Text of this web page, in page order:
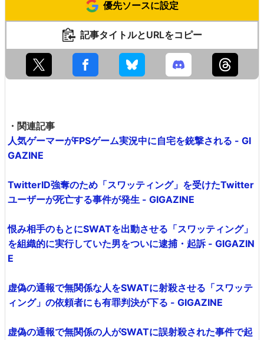
優先ソースに設定
記事タイトルとURLをコピー
・関連記事
人気ゲーマーがFPSゲーム実況中に自宅を銃撃される - GI
GAZINE
TwitterID強奪のため「スワッティング」を受けたTwitter
ユーザーが死亡する事件が発生 - GIGAZINE
恨み相手のもとにSWATを出動させる「スワッティング」
を組織的に実行していた男をついに逮捕・起訴 - GIGAZIN
E
虚偽の通報で無関係な人をSWATに射殺させる「スワッテ
ィング」の依頼者にも有罪判決が下る - GIGAZINE
虚偽の通報で無関係の人がSWATに誤射殺された事件で起